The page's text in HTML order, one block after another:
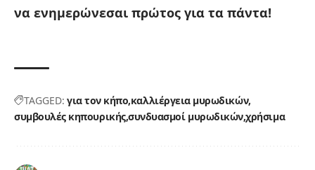
να ενημερώνεσαι πρώτος για τα πάντα!
TAGGED: για τον κήπο καλλιέργεια μυρωδικών
συμβουλές κηπουρικήςσυνδυασμοί μυρωδικώνχρήσιμα